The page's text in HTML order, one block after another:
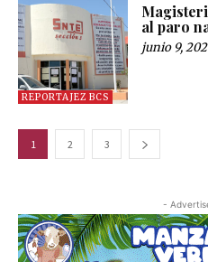
REPORTAJEZ BCS
al paro
junio 9,
1 2 3
-